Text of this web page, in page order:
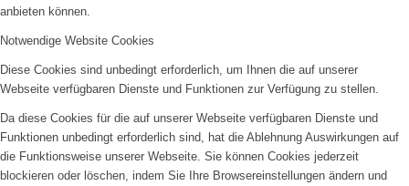
anbieten können.
Notwendige Website Cookies
Diese Cookies sind unbedingt erforderlich, um Ihnen die auf unserer
Webseite verfügbaren Dienste und Funktionen zur Verfügung zu stellen.
Da diese Cookies für die auf unserer Webseite verfügbaren Dienste und
Funktionen unbedingt erforderlich sind, hat die Ablehnung Auswirkungen auf
die Funktionsweise unserer Webseite. Sie können Cookies jederzeit
blockieren oder löschen, indem Sie Ihre Browsereinstellungen ändern und